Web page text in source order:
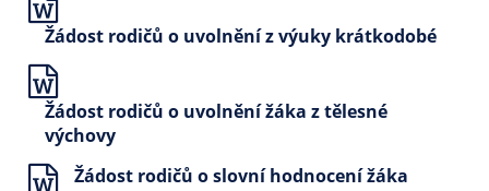
Žádost rodičů o uvolnění z výuky krátkodobé
Žádost rodičů o uvolnění žáka z tělesné
výchovy
Žádost rodičů o slovní hodnocení žáka